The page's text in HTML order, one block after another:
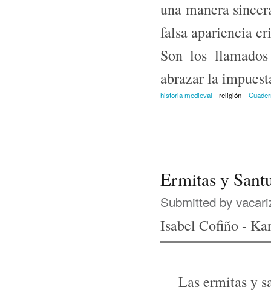
una manera
falsa apariencia
Son los
abrazar la
historia medieval religión
Ermitas y
Submitted by
Isabel Cofiño -
Las ermitas y